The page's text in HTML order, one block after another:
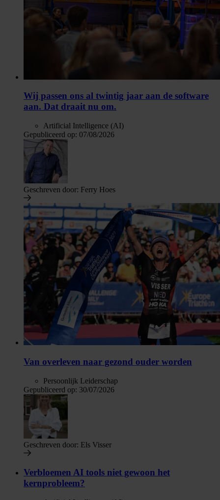
Wij passen ons al twintig jaar aan de software
aan. Dat draait nu om.
Artificial Intelligence (AI)
Gepubliceerd op: 07/08/2026
Geschreven door: Ferry Hoes
Van overleven naar gezond ouder worden
Persoonlijk Leiderschap
Gepubliceerd op: 30/07/2026
Geschreven door: Els Visser
Verbloemen AI tools niet gewoon het
kernprobleem?